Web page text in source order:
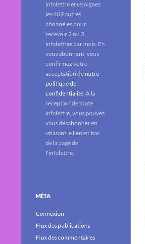
infolettre et rejoignez
les 409 autres
abonné·es pour
recevoir 2 ou 3
infolettres par mois. En
vous abonnant, vous
confirmez votre
acceptation de notre
politique de
confidentialité. A la
réception de toute
infolettre, vous pouvez
vous désabonner en
utilisant le lien en bas
de la page de
l'infolettre.
MÉTA
Connexion
Flux des publications
Flux des commentaires